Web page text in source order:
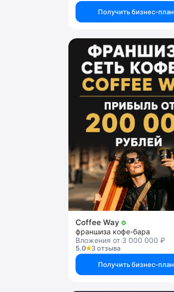
Получить бизнес-план
Coffee Way
франшиза кофе-бара
Вложения от 3 000 000 ₽
5.0
3 отзыва
Получить бизнес-план